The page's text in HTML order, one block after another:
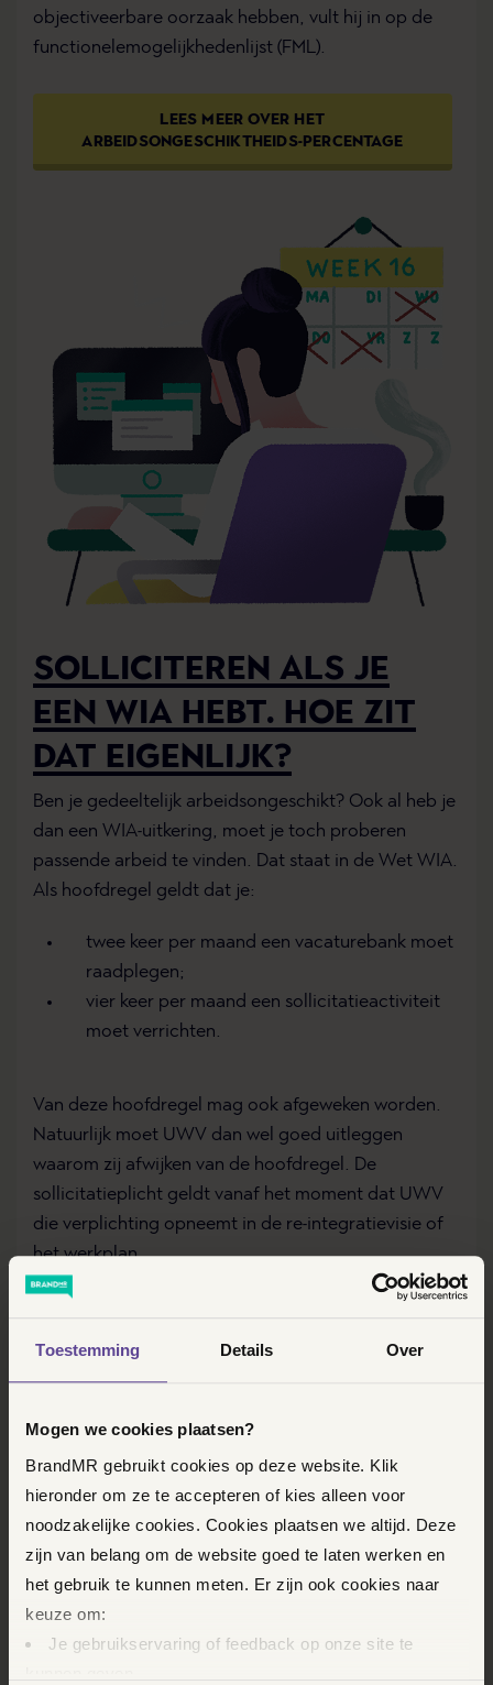
Toestemming Details Over
Mogen we cookies plaatsen?
BrandMR gebruikt cookies op deze website. Klik
hieronder om ze te accepteren of kies alleen voor
noodzakelijke cookies. Cookies plaatsen we altijd. Deze
zijn van belang om de website goed te laten werken en
het gebruik te kunnen meten. Er zijn ook cookies naar
keuze om:
Je gebruikservaring of feedback op onze site te
objectiveerbare oorzaak hebben, vult hij in op de
functionelemogelijkhedenlijst (FML).
LEES MEER OVER HET
ARBEIDSONGESCHIKTHEIDS-PERCENTAGE
SOLLICITEREN ALS JE
EEN WIA HEBT. HOE ZIT
DAT EIGENLIJK?
Ben je gedeeltelijk arbeidsongeschikt? Ook al heb je
dan een WIA-uitkering, moet je toch proberen
passende arbeid te vinden. Dat staat in de Wet WIA.
Als hoofdregel geldt dat je:
twee keer per maand een vacaturebank moet
raadplegen;
vier keer per maand een sollicitatieactiviteit
moet verrichten.
Van deze hoofdregel mag ook afgeweken worden.
Natuurlijk moet UWV dan wel goed uitleggen
waarom zij afwijken van de hoofdregel. De
sollicitatieplicht geldt vanaf het moment dat UWV
die verplichting opneemt in de re-integratievisie of
het werkplan.
LEES MEER OVER SOLLICITEREN MET EEN
UITKERING